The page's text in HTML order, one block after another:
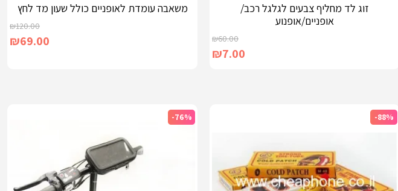
זוג לד מחליף צבעים לגלגל רכב/
אופניים/אופנוע
₪60.00
₪7.00
הוספה לסל
משאבה עומדת לאופניים כולל שעון מד לחץ
₪120.00
₪69.00
הוספה לסל -88%
-76%